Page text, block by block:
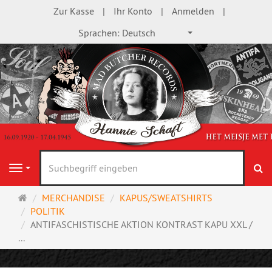
Zur Kasse Ihr Konto
Anmelden
Sprachen: Deutsch
Navigation
Startseite
MERCHANDISE
KAPUS/SWEATSHIRTS
POLITIK
ANTIFASCHISTISCHE AKTION KONTRAST KAPU XXL /
...